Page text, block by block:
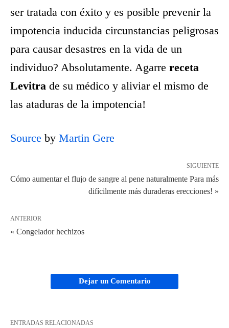
ser tratada con éxito y es posible prevenir la
impotencia inducida circunstancias peligrosas
para causar desastres en la vida de un
individuo? Absolutamente. Agarre receta
Levitra de su médico y aliviar el mismo de
las ataduras de la impotencia!
Source by Martin Gere
SIGUIENTE
Cómo aumentar el flujo de sangre al pene naturalmente Para más
difícilmente más duraderas erecciones! »
ANTERIOR
« Congelador hechizos
Dejar un Comentario
ENTRADAS RELACIONADAS